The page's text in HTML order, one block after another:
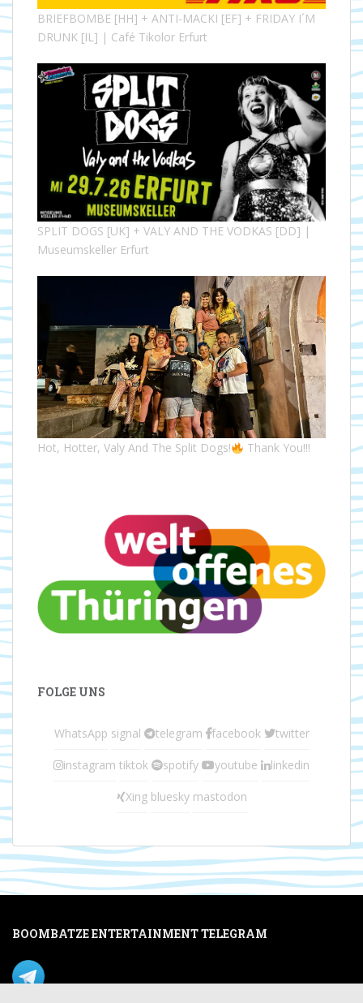
BRIEFBOMBE [HH] + ANTI-MACKI [EF] + FRIDAY I´M
DRUNK [IL] | Café Tikolor Erfurt
SPLIT DOGS [UK] + VALY AND THE VODKAS [DD] |
Museumskeller Erfurt
Hot, Hotter, Valy And The Split Dogs! Thank You!!!
FOLGE UNS
WhatsApp signal telegram facebook twitter
instagram tiktok spotify youtube linkedin
Xing bluesky mastodon
BOOMBATZE ENTERTAINMENT TELEGRAM